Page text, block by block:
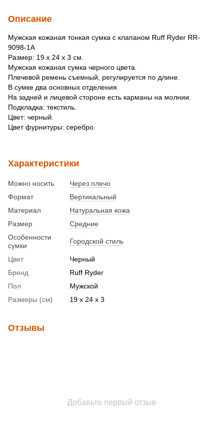
Описание
Мужская кожаная тонкая сумка с клапаном Ruff Ryder RR-
9098-1A
Размер: 19 x 24 x 3 см.
Мужская кожаная сумка черного цвета.
Плечевой ремень съемный, регулируется по длине.
В сумке два основных отделения
На задней и лицевой стороне есть карманы на молнии.
Подкладка: текстиль.
Цвет: черный.
Цвет фурнитуры: серебро.
Характеристики
Можно носить
Через плечо
Формат
Вертикальный
Материал
Натуральная кожа
Размер
Средние
Особенности
сумки
Городской стиль
Цвет
Черный
Бренд
Ruff Ryder
Пол
Мужской
Размеры (см)
19 x 24 x 3
Отзывы
Добавьте первый отзыв